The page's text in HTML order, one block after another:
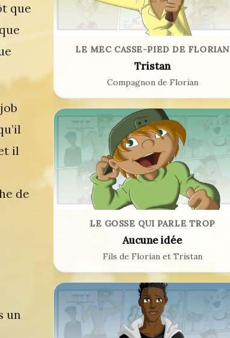
que
il
de
un
LE MEC CASSE-PIED DE FLORIAN
Tristan
Compagnon de Florian
LE GOSSE QUI PARLE TROP
Aucune idée
Fils de Florian et Tristan